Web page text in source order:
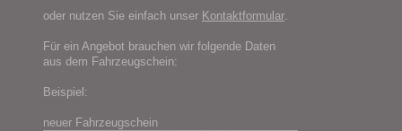
oder nutzen Sie einfach unser Kontaktformular.
Für ein Angebot brauchen wir folgende Daten
aus dem Fahrzeugschein:
Beispiel:
neuer Fahrzeugschein